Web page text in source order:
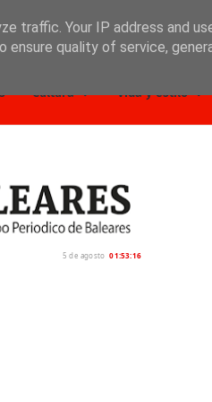
Cultura Vida y estilo
5 de agosto 01:53:17
traffic. Your IP address and
ensure quality of service,